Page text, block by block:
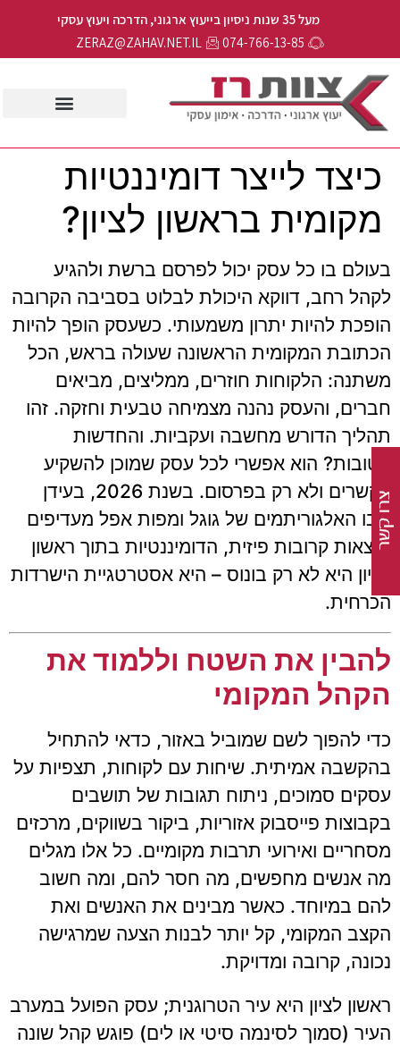
מעל 35 שנות ניסיון בייעוץ ארגוני, הדרכה ויעוץ עסקי
074-766-13-85
ZERAZ@ZAHAV.NET.IL
כיצד לייצר דומיננטיות
מקומית בראשון לציון?
בעולם בו כל עסק יכול לפרסם ברשת ולהגיע
לקהל רחב, דווקא היכולת לבלוט בסביבה הקרובה
הופכת להיות יתרון משמעותי. כשעסק הופך להיות
הכתובת המקומית הראשונה שעולה בראש, הכל
משתנה: הלקוחות חוזרים, ממליצים, מביאים
חברים, והעסק נהנה מצמיחה טבעית וחזקה. זהו
תהליך הדורש מחשבה ועקביות. והחדשות
הטובות? הוא אפשרי לכל עסק שמוכן להשקיע
בקשרים ולא רק בפרסום. בשנת 2026, בעידן
שבו האלגוריתמים של גוגל ומפות אפל מעדיפים
תוצאות קרובות פיזית, הדומיננטיות בתוך ראשון
לציון היא לא רק בונוס – היא אסטרטגיית הישרדות
הכרחית.
להבין את השטח וללמוד את
הקהל המקומי
כדי להפוך לשם שמוביל באזור, כדאי להתחיל
בהקשבה אמיתית. שיחות עם לקוחות, תצפיות על
עסקים סמוכים, ניתוח תגובות של תושבים
בקבוצות פייסבוק אזוריות, ביקור בשווקים, מרכזים
מסחריים ואירועי תרבות מקומיים. כל אלו מגלים
מה אנשים מחפשים, מה חסר להם, ומה חשוב
להם במיוחד. כאשר מבינים את האנשים ואת
הקצב המקומי, קל יותר לבנות הצעה שמרגישה
נכונה, קרובה ומדויקת.
ראשון לציון היא עיר הטרוגנית; עסק הפועל במערב
העיר (סמוך לסינמה סיטי או לים) פוגש קהל שונה